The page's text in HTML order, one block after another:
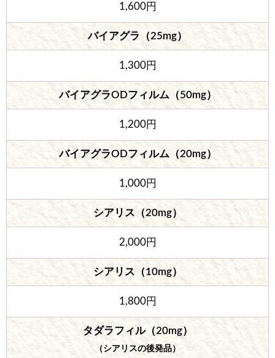
1,600円
バイアグラ（25mg）
1,300円
バイアグラODフィルム（50mg）
1,200円
バイアグラODフィルム（20mg）
1,000円
シアリス（20mg）
2,000円
シアリス（10mg）
1,800円
タダラフィル（20mg）
（シアリスの後発品）